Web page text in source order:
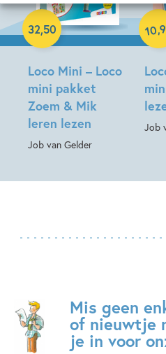
Loco Mini – Loco
mini pakket
Zoem & Mik
leren lezen
Job van Gelder
32,50
Paperback
Job
10,
Mis geen
of nieuwtje
je in voor